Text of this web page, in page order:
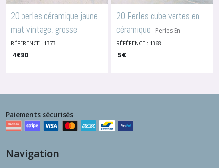
20 perles céramique jaune
mat vintage, grosse
rocaille, 7 x 8 mm, 1373
-Perles En Céramique Ou Verre
RÉFÉRENCE : 1373
4€80
20 Perles cube vertes en
céramique - Perles En
Céramique Ou Verre
RÉFÉRENCE : 1368
5€
Paiements sécurisés
Navigation